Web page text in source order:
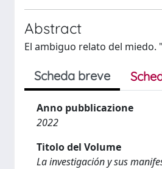
Abstract
El ambiguo relato del miedo.
Scheda breve
Anno pubblicazione
2022
Titolo del Volume
La investigación y sus